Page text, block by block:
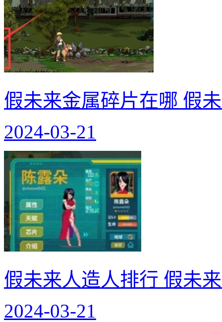
假未来金属碎片在哪 假
2024-03-21
假未来人造人排行 假未
2024-03-21